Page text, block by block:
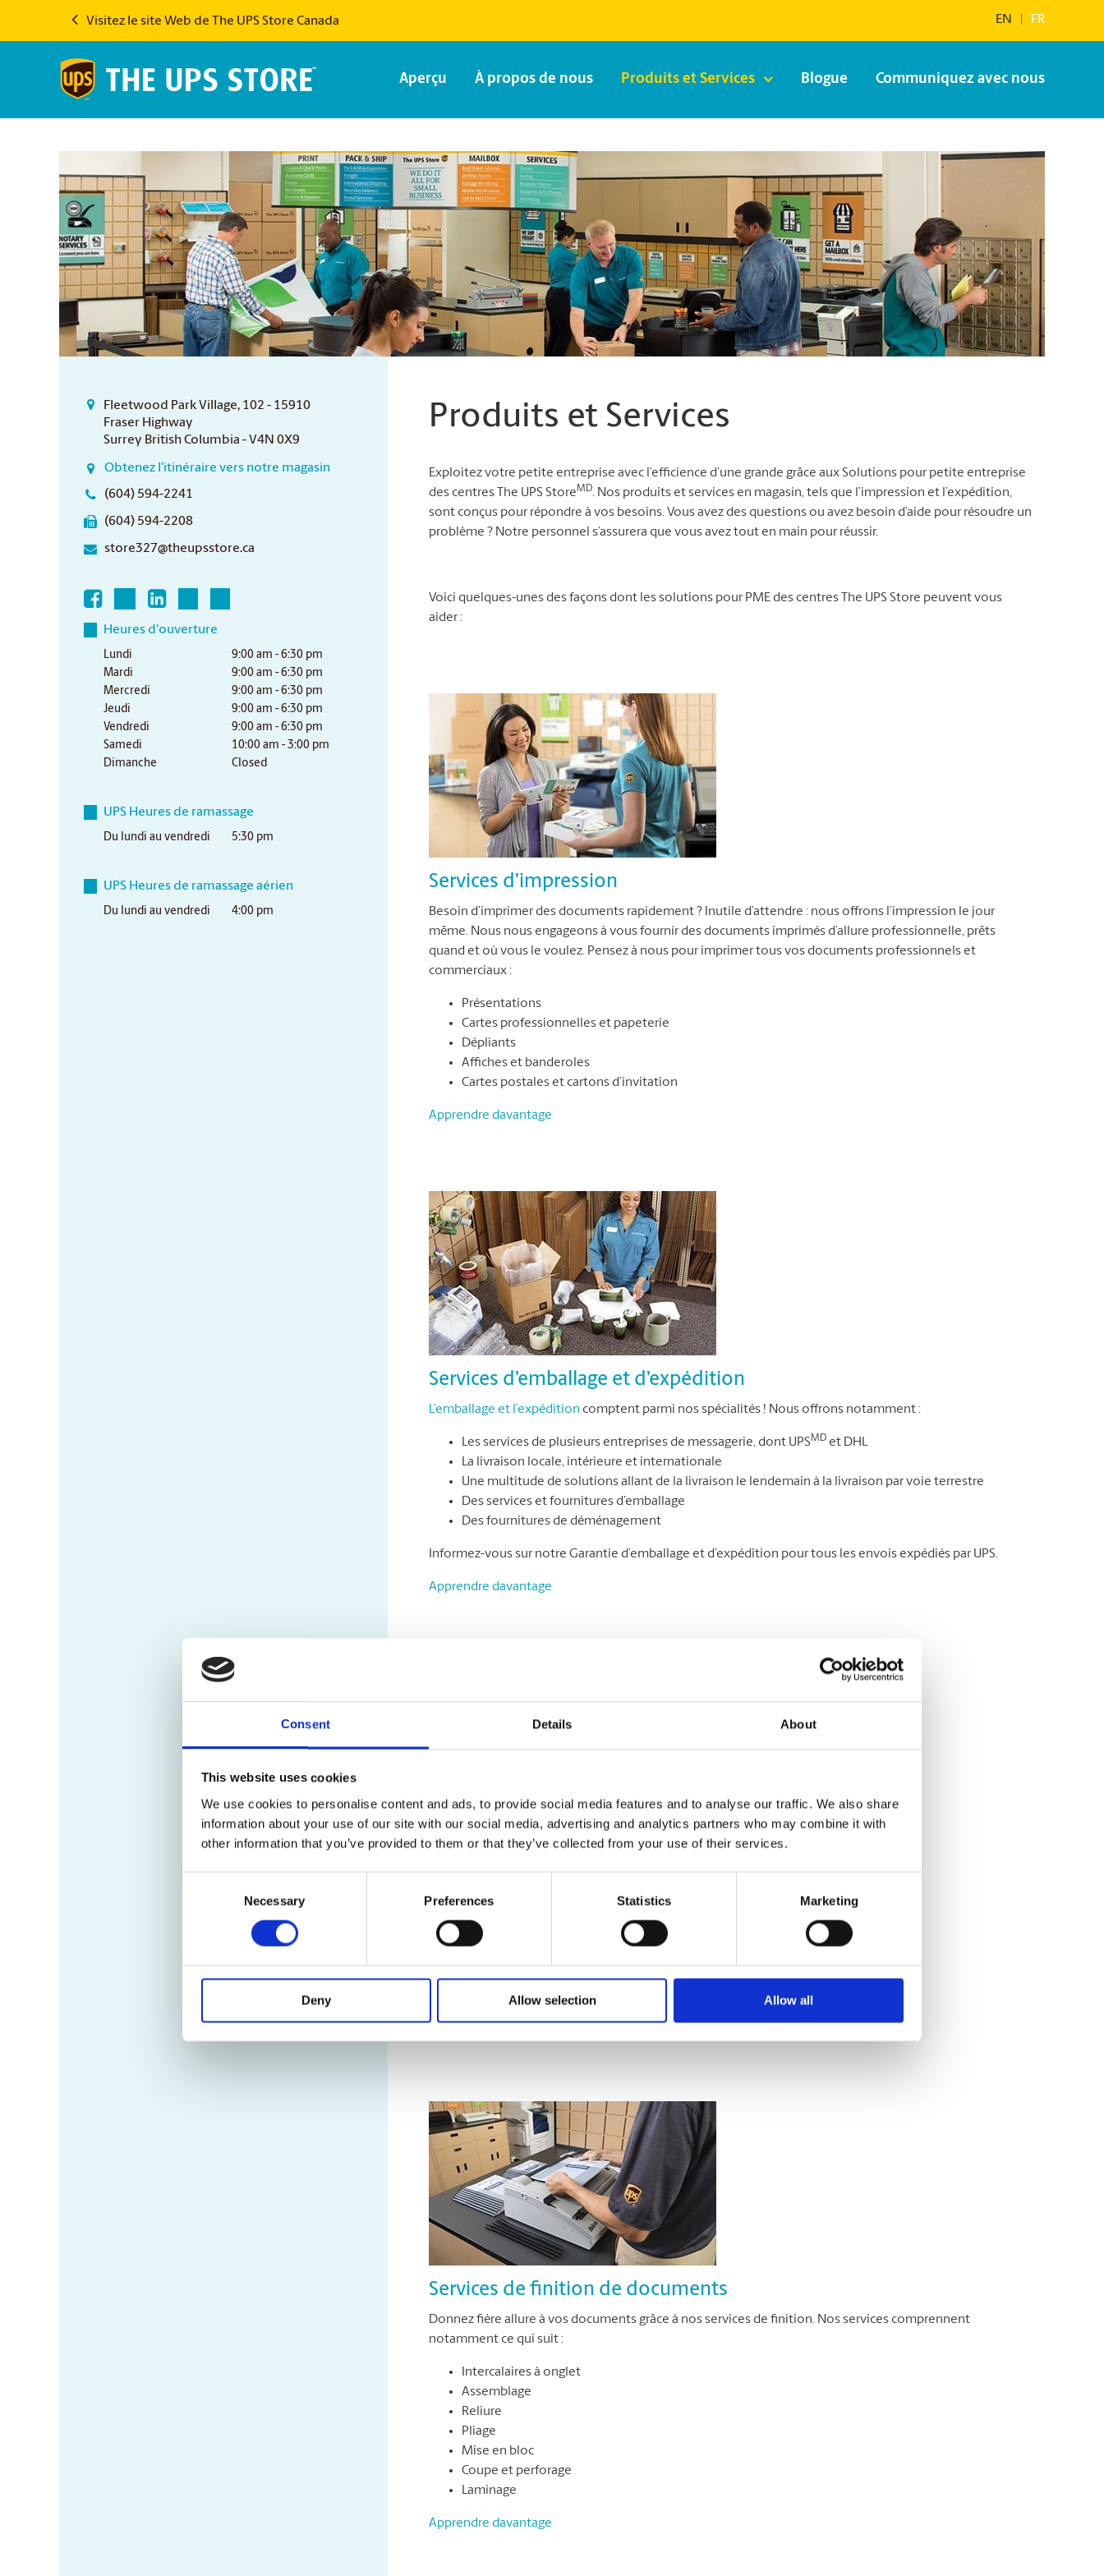
Consent Details About
This website uses cookies
We use cookies to personalise content and ads, to provide social media features and to analyse our traffic. We also share
information about your use of our site with our social media, advertising and analytics partners who may combine it with
other information that you’ve provided to them or that they’ve collected from your use of their services.
Necessary Preferences Statistics Marketing
Deny Allow selection Allow all
Visitez le site Web de The UPS Store Canada EN FR
Aperçu À propos de nous Produits et Services Blogue Communiquez avec nous
Fleetwood Park Village, 102 - 15910
Fraser Highway
Surrey British Columbia - V4N 0X9
Obtenez l'itinéraire vers notre magasin
(604) 594-2241
(604) 594-2208
store327@theupsstore.ca
Heures d'ouverture
Lundi
9:00 am - 6:30 pm
Mardi
9:00 am - 6:30 pm
Mercredi
9:00 am - 6:30 pm
Jeudi
9:00 am - 6:30 pm
Vendredi
9:00 am - 6:30 pm
Samedi
10:00 am - 3:00 pm
Dimanche
Closed
UPS Heures de ramassage
Du lundi au vendredi 5:30 pm
UPS Heures de ramassage aérien
Du lundi au vendredi 4:00 pm
Produits et Services
Exploitez votre petite entreprise avec l’efficience d’une grande grâce aux Solutions pour petite entreprise
des centres The UPS StoreMD. Nos produits et services en magasin, tels que l’impression et l’expédition,
sont conçus pour répondre à vos besoins. Vous avez des questions ou avez besoin d’aide pour résoudre un
problème ? Notre personnel s’assurera que vous avez tout en main pour réussir.
Voici quelques-unes des façons dont les solutions pour PME des centres The UPS Store peuvent vous
aider :
Services d’impression
Besoin d’imprimer des documents rapidement ? Inutile d’attendre : nous offrons l’impression le jour
même. Nous nous engageons à vous fournir des documents imprimés d’allure professionnelle, prêts
quand et où vous le voulez. Pensez à nous pour imprimer tous vos documents professionnels et
commerciaux :
Présentations
Cartes professionnelles et papeterie
Dépliants
Affiches et banderoles
Cartes postales et cartons d’invitation
Apprendre davantage
Services d’emballage et d’expédition
L’emballage et l’expédition comptent parmi nos spécialités ! Nous offrons notamment :
Les services de plusieurs entreprises de messagerie, dont UPSMD et DHL
La livraison locale, intérieure et internationale
Une multitude de solutions allant de la livraison le lendemain à la livraison par voie terrestre
Des services et fournitures d’emballage
Des fournitures de déménagement
Informez-vous sur notre Garantie d’emballage et d’expédition pour tous les envois expédiés par UPS.
Apprendre davantage
Services de location de boîte postale
Réception de colis livrés par toutes les entreprises de messagerie
Retenue et réacheminement du courrier
Apprendre davantage
Services de finition de documents
Donnez fière allure à vos documents grâce à nos services de finition. Nos services comprennent
notamment ce qui suit :
Intercalaires à onglet
Assemblage
Reliure
Pliage
Mise en bloc
Coupe et perforage
Laminage
Apprendre davantage